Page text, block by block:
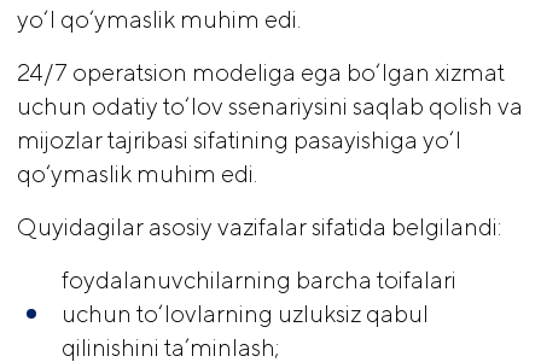
yo‘l qo‘ymaslik muhim edi.
24/7 operatsion modeliga ega bo‘lgan xizmat
uchun odatiy to‘lov ssenariysini saqlab qolish va
mijozlar tajribasi sifatining pasayishiga yo‘l
qo‘ymaslik muhim edi.
Quyidagilar asosiy vazifalar sifatida belgilandi:
foydalanuvchilarning barcha toifalari
uchun to‘lovlarning uzluksiz qabul
qilinishini ta’minlash;